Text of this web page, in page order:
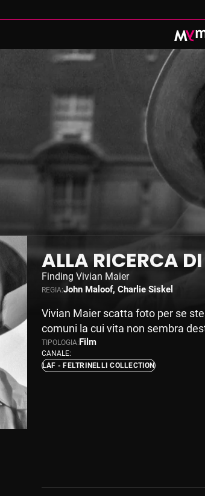
IN SCADENZA
VAI AL CINEMA
ALLA RICERCA
Finding Vivian Maier
REGIA:John Maloof, Charlie Siskel
Vivian Maier scatta foto per se
comuni la cui vita non sembra
TIPOLOGIA:Film
CANALE:
LAF - FELTRINELLI COLLECTION